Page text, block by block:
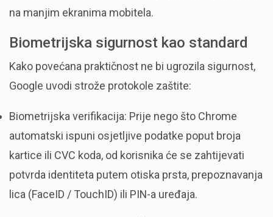
na manjim ekranima mobitela.
Biometrijska sigurnost kao standard
Kako povećana praktičnost ne bi ugrozila sigurnost,
Google uvodi strože protokole zaštite:
Biometrijska verifikacija: Prije nego što Chrome
automatski ispuni osjetljive podatke poput broja
kartice ili CVC koda, od korisnika će se zahtijevati
potvrda identiteta putem otiska prsta, prepoznavanja
lica (FaceID / TouchID) ili PIN-a uređaja.